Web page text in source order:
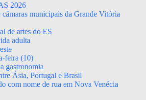
2026
câmaras municipais da Grande Vitória
de artes do ES
adulta
feira (10)
gastronomia
Ásia, Portugal e Brasil
com nome de rua em Nova Venécia